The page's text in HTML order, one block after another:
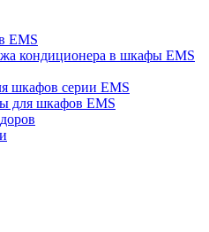
EMS
кондиционера в шкафы EMS
шкафов серии EMS
для шкафов EMS